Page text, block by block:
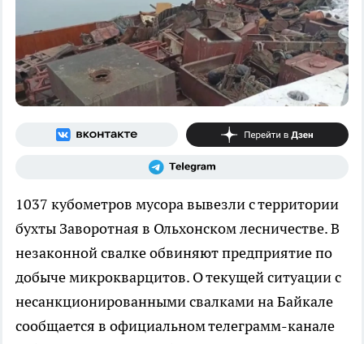
1037 кубометров мусора вывезли с территории
бухты Заворотная в Ольхонском лесничестве. В
незаконной свалке обвиняют предприятие по
добыче микрокварцитов. О текущей ситуации с
несанкционированными свалками на Байкале
сообщается в официальном телеграмм-канале